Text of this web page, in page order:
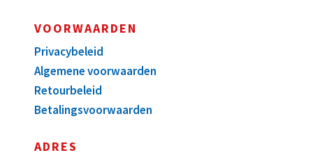
VOORWAARDEN
Privacybeleid
Algemene voorwaarden
Retourbeleid
Betalingsvoorwaarden
ADRES